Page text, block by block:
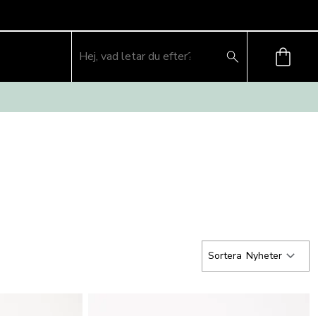
Sortera Nyheter